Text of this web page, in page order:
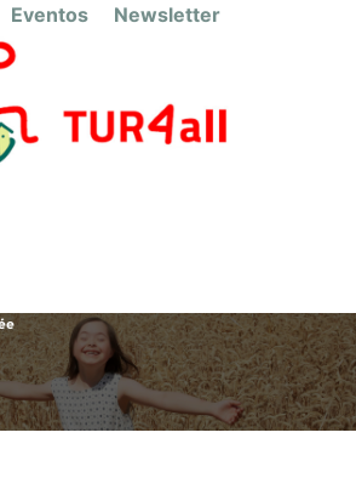
Eventos Newsletter